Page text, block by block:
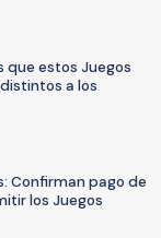
que estos Juegos
a los
Confirman pago de
los Juegos